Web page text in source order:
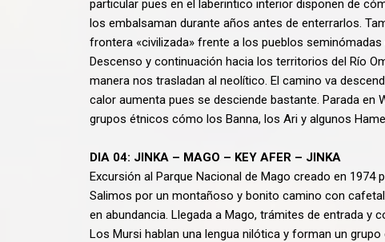
particular pues en el laberintico interior disponen de
los embalsaman durante años antes de enterrarlos.
frontera «civilizada» frente a los pueblos
Descenso y continuación hacia los territorios del Río
manera nos trasladan al neolítico. El camino va
calor aumenta pues se desciende bastante. Parada
grupos étnicos cómo los Banna, los Ari y algunos
DIA 04: JINKA – MAGO – KEY AFER – JINKA
Excursión al Parque Nacional de Mago creado en
Salimos por un montañoso y bonito camino con
en abundancia. Llegada a Mago, trámites de entrada
Los Mursi hablan una lengua nilótica y forman un